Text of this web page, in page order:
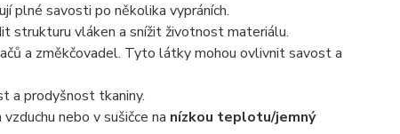
plné savosti po několika vypráních.
strukturu vláken a snížit životnost materiálu.
a změkčovadel. Tyto látky mohou ovlivnit savost a
a prodyšnost tkaniny.
nebo v sušičce na nízkou teplotu/jemný